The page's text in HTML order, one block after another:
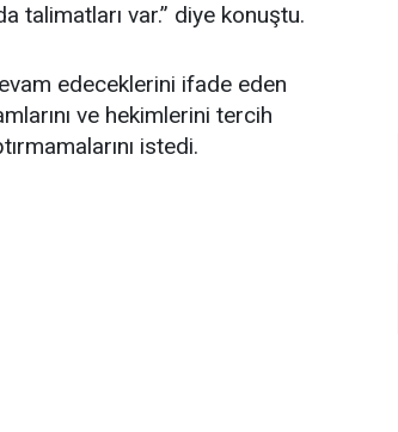
talimatları var.” diye konuştu.
edeceklerini ifade eden
ve hekimlerini tercih
istedi.